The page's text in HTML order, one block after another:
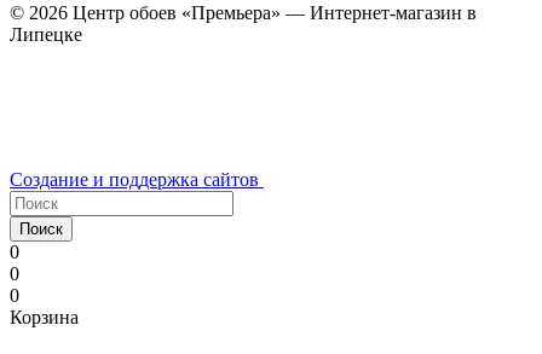
© 2026 Центр обоев «Премьера» — Интернет-магазин в
Липецке
Создание и поддержка сайтов
Поиск
0
0
0
Корзина